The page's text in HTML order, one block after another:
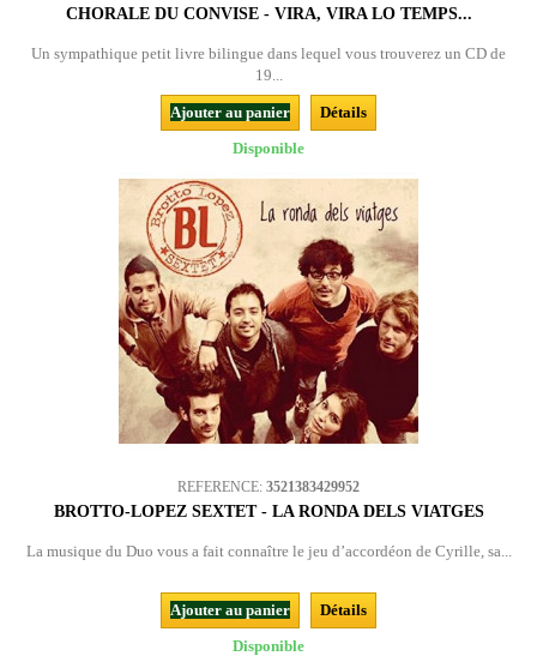
CHORALE DU CONVISE - VIRA, VIRA LO TEMPS...
Un sympathique petit livre bilingue dans lequel vous trouverez un CD de
19...
Ajouter au panier
Détails
Disponible
REFERENCE: 3521383429952
BROTTO-LOPEZ SEXTET - LA RONDA DELS VIATGES
La musique du Duo vous a fait connaître le jeu d’accordéon de Cyrille, sa...
Ajouter au panier
Détails
Disponible